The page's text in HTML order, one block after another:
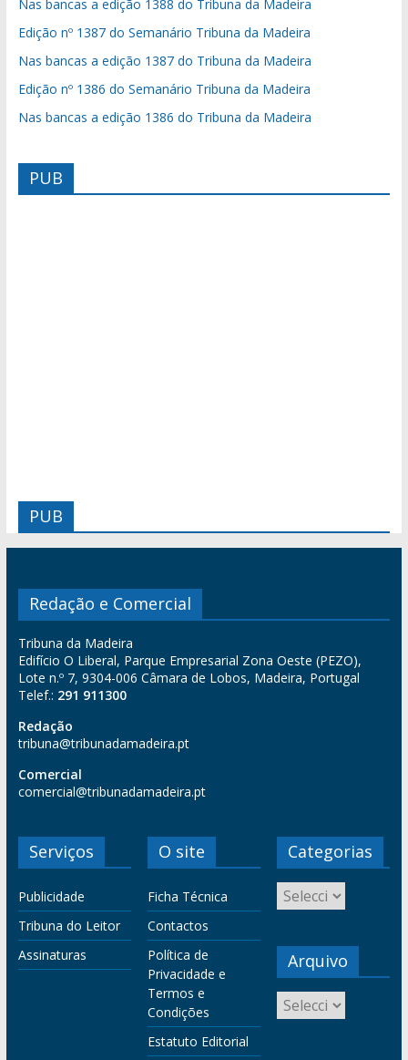
Nas bancas a edição 1388 do Tribuna da Madeira
Edição nº 1387 do Semanário Tribuna da Madeira
Nas bancas a edição 1387 do Tribuna da Madeira
Edição nº 1386 do Semanário Tribuna da Madeira
Nas bancas a edição 1386 do Tribuna da Madeira
PUB
PUB
Redação e Comercial
Tribuna da Madeira
Edifício O Liberal, Parque Empresarial Zona Oeste (PEZO),
Lote n.º 7, 9304-006 Câmara de Lobos, Madeira, Portugal
Telef.: 291 911300
Redação
tribuna@tribunadamadeira.pt
Comercial
comercial@tribunadamadeira.pt
Serviços
Publicidade
Tribuna do Leitor
Assinaturas
O site
Ficha Técnica
Contactos
Política de
Privacidade e
Termos e
Condições
Estatuto Editorial
Categorias
Arquivo